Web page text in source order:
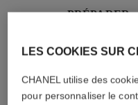
PRÉPARER
des essences
LES COOKIES SUR
CHANEL utilise des
pour personnaliser le